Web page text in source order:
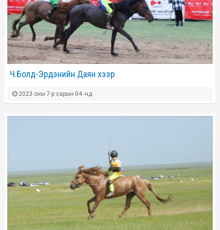
Ч.Болд-Эрдэнийн Даян хээр
2023 оны 7-р сарын 04 -нд